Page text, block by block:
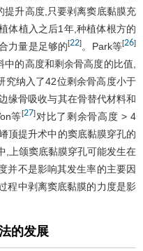
提升高度,只要剥离窦底黏膜充
体植入之后1年,种植体根方的
力量是足够的[22] 。Park等[26]
的高度和剩余骨高度的比值,
究纳入了42位剩余骨高度小于
缘骨吸收与其在骨替代材料和
等[27] 对比了剩余骨高度 > 4
顶提升术中的窦底黏膜穿孔的
,上颌窦底黏膜穿孔可能发生在
并不是影响其发生率的主要因
程中剥离窦底黏膜的力度是影
的发展